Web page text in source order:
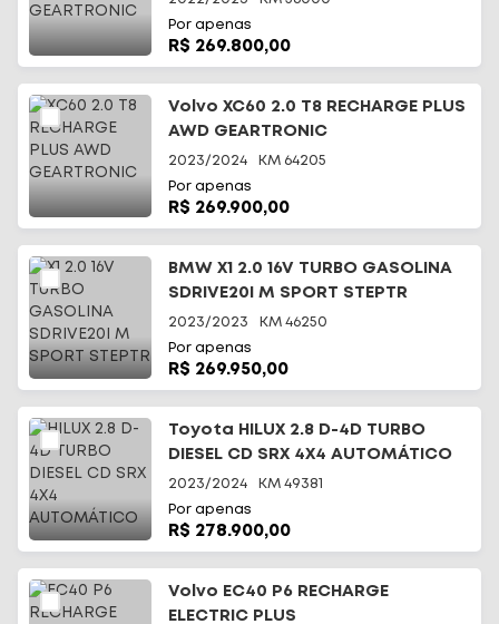
Por apenas
R$ 269.800,00
Volvo XC60 2.0 T8 RECHARGE PLUS
AWD GEARTRONIC
2023/2024 KM 64205
Por apenas
R$ 269.900,00
BMW X1 2.0 16V TURBO GASOLINA
SDRIVE20I M SPORT STEPTR
2023/2023 KM 46250
Por apenas
R$ 269.950,00
Toyota HILUX 2.8 D-4D TURBO
DIESEL CD SRX 4X4 AUTOMÁTICO
2023/2024 KM 49381
Por apenas
R$ 278.900,00
Volvo EC40 P6 RECHARGE
ELECTRIC PLUS